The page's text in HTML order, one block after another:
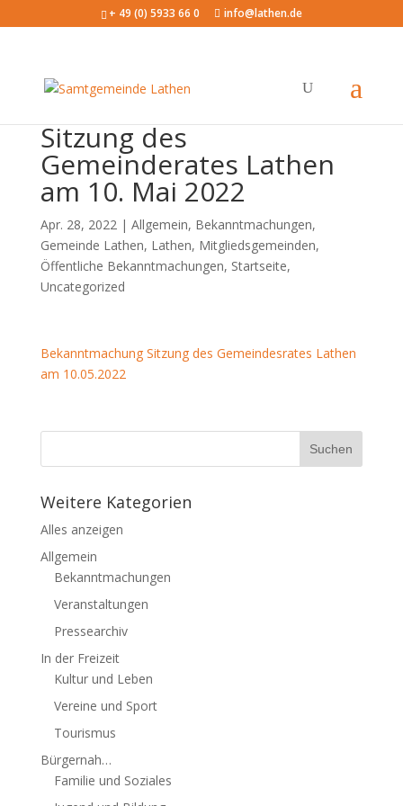
+ 49 (0) 5933 66 0 info@lathen.de
Sitzung des
Gemeinderates Lathen
am 10. Mai 2022
Apr. 28, 2022 | Allgemein, Bekanntmachungen,
Gemeinde Lathen, Lathen, Mitgliedsgemeinden,
Öffentliche Bekanntmachungen, Startseite,
Uncategorized
Bekanntmachung Sitzung des Gemeindesrates Lathen
am 10.05.2022
Weitere Kategorien
Alles anzeigen
Allgemein
Bekanntmachungen
Veranstaltungen
Pressearchiv
In der Freizeit
Kultur und Leben
Vereine und Sport
Tourismus
Bürgernah…
Familie und Soziales